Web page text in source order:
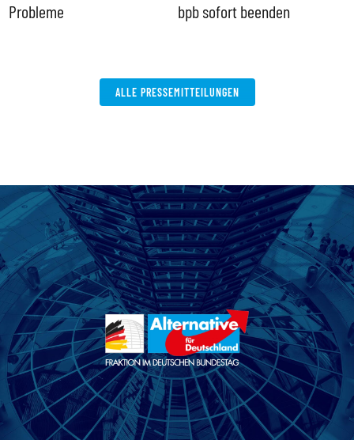
Probleme
bpb sofort beenden
ALLE PRESSEMITTEILUNGEN